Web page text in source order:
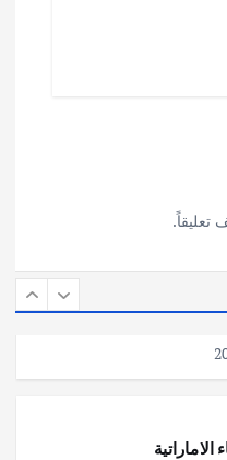
تعليقاً.
الفوانيس وسحر التاريخ
عملية التعداد السكاني في11 من الشهر